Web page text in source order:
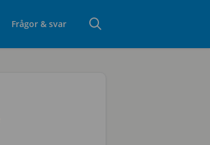
Frågor & svar